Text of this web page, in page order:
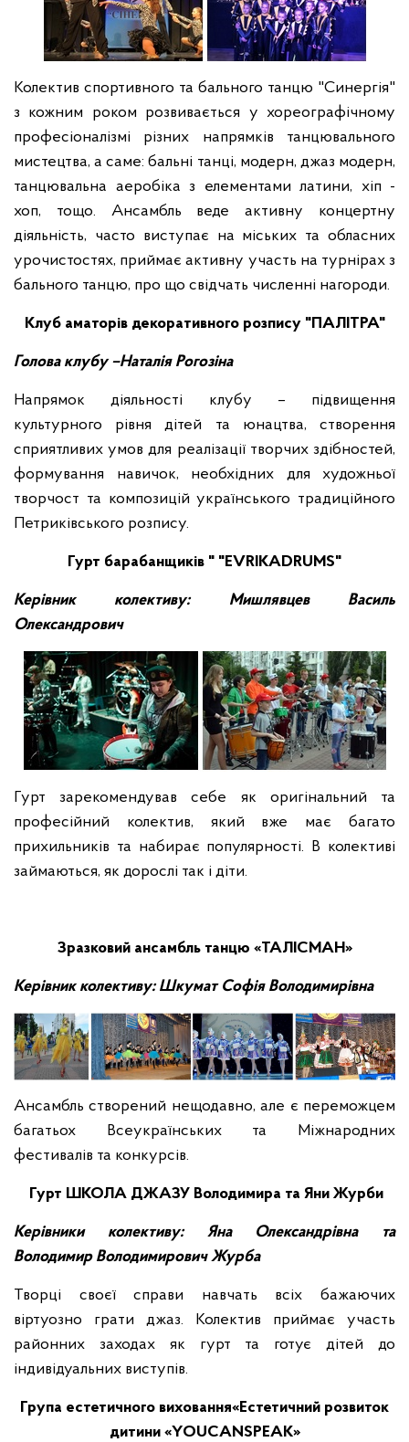
Колектив спортивного та бального танцю "Синергія"
з кожним роком розвивається у хореографічному
професіоналізмі різних напрямків танцювального
мистецтва, а саме: бальні танці, модерн, джаз модерн,
танцювальна аеробіка з елементами латини, хіп -
хоп, тощо. Ансамбль веде активну концертну
діяльність, часто виступає на міських та обласних
урочистостях, приймає активну участь на турнірах з
бального танцю, про що свідчать численні нагороди.
Клуб аматорів декоративного розпису "ПАЛІТРА"
Голова клубу –Наталія Рогозіна
Напрямок діяльності клубу – підвищення
культурного рівня дітей та юнацтва, створення
сприятливих умов для реалізації творчих здібностей,
формування навичок, необхідних для художньої
творчост та композицій українського традиційного
Петриківського розпису.
Гурт барабанщиків " "EVRIKADRUMS"
Керівник колективу: Мишлявцев Василь
Олександрович
Гурт зарекомендував себе як оригінальний та
професійний колектив, який вже має багато
прихильників та набирає популярності. В колективі
займаються, як дорослі так і діти.
Зразковий ансамбль танцю «ТАЛІСМАН»
Керівник колективу: Шкумат Софія Володимирівна
Ансамбль створений нещодавно, але є переможцем
багатьох Всеукраїнських та Міжнародних
фестивалів та конкурсів.
Гурт ШКОЛА ДЖАЗУ Володимира та Яни Журби
Керівники колективу: Яна Олександрівна та
Володимир Володимирович Журба
Творці своєї справи навчать всіх бажаючих
віртуозно грати джаз. Колектив приймає участь
районних заходах як гурт та готує дітей до
індивідуальних виступів.
Група естетичного виховання«Естетичний розвиток
дитини «YОUCANSPEAK»